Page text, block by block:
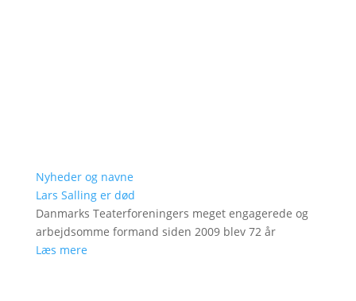
Nyheder og navne
Lars Salling er død
Danmarks Teaterforeningers meget engagerede og
arbejdsomme formand siden 2009 blev 72 år
Læs mere